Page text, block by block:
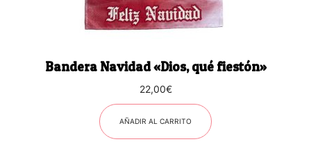
Bandera Navidad «Dios, qué fiestón»
22,00€
AÑADIR AL CARRITO